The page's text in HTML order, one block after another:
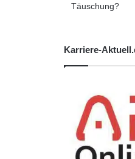
Täuschung?
Karriere-